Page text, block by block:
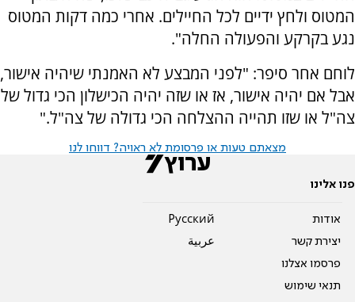
המטוס ולחץ ידיים לכל החיילים. אחרי כמה דקות המטוס
נגע בקרקע והפעולה החלה".
לוחם אחר סיפר: "לפני המבצע לא האמנתי שיהיה אישור,
אבל אם יהיה אישור, אז או שזה יהיה הכישלון הכי גדול של
צה"ל או שזו תהייה ההצלחה הכי גדולה של צה"ל."
מצאתם טעות או פרסומת לא ראויה? דווחו לנו
פנו אלינו
אודות
יצירת קשר
פרסמו אצלנו
תנאי שימוש
Pусский
عربية